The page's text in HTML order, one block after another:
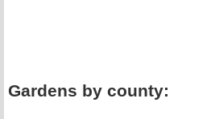
Gardens by county: